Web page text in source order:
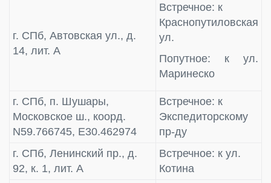
г. СПб, Автовская ул., д.
14, лит. А
Встречное: к
Краснопутиловская
ул.
Попутное: к ул.
Маринеско
г. СПб, п. Шушары,
Московское ш., коорд.
N59.766745, E30.462974
Встречное: к
Экспедиторскому
пр-ду
г. СПб, Ленинский пр., д.
92, к. 1, лит. А
Встречное: к ул.
Котина